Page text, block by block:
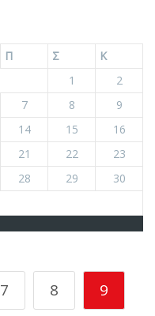
Π Σ
Κ
1
2
7 8
9
14 15
16
21 22
23
28 29
30
7 8 9